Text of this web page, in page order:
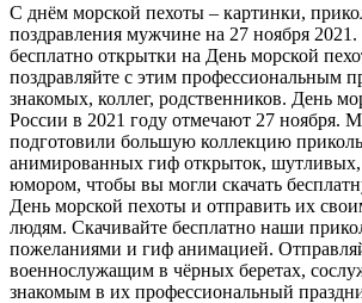
С днём морской пехоты – картинки,
поздравления мужчине на 27 ноября 2021.
бесплатно открытки на День морской
поздравляйте с этим профессиональным
знакомых, коллег, родственников. День
России в 2021 году отмечают 27 ноября.
подготовили большую коллекцию
анимированных гиф открыток, шутливых,
юмором, чтобы вы могли скачать
День морской пехоты и отправить их
людям. Скачивайте бесплатно наши
пожеланиями и гиф анимацией.
военнослужащим в чёрных беретах,
знакомым в их профессиональный